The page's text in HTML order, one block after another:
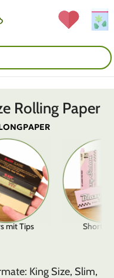
Rolling Paper
mit Tips
King Size, Slim,